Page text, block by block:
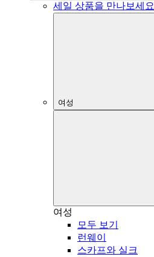
세일 상품을 만나보세요
여성
여성
모두 보기
런웨이
스카프와 실크